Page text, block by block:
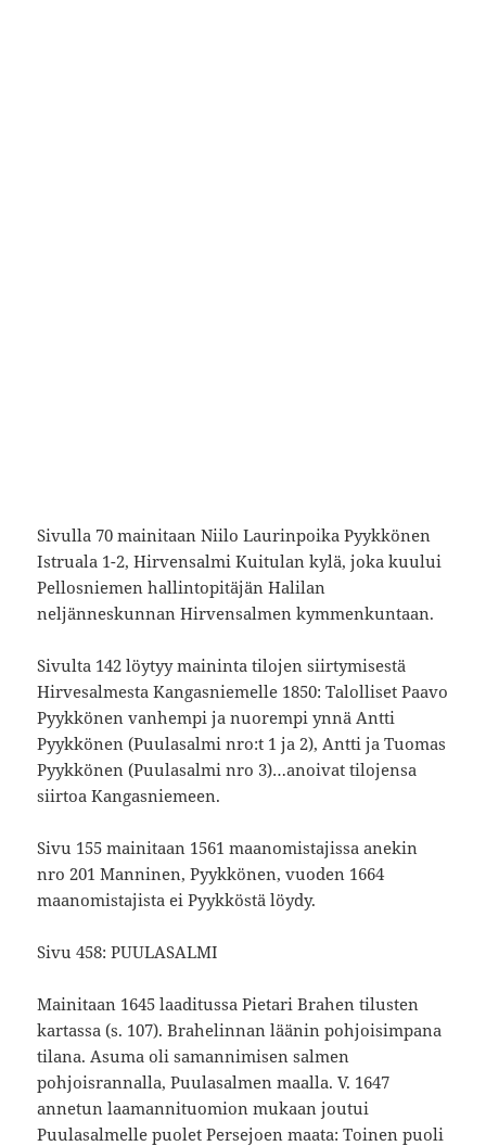
Sivulla 70 mainitaan Niilo Laurinpoika Pyykkönen
Istruala 1-2, Hirvensalmi Kuitulan kylä, joka kuului
Pellosniemen hallintopitäjän Halilan
neljänneskunnan Hirvensalmen kymmenkuntaan.
Sivulta 142 löytyy maininta tilojen siirtymisestä
Hirvesalmesta Kangasniemelle 1850: Talolliset Paavo
Pyykkönen vanhempi ja nuorempi ynnä Antti
Pyykkönen (Puulasalmi nro:t 1 ja 2), Antti ja Tuomas
Pyykkönen (Puulasalmi nro 3)…anoivat tilojensa
siirtoa Kangasniemeen.
Sivu 155 mainitaan 1561 maanomistajissa anekin
nro 201 Manninen, Pyykkönen, vuoden 1664
maanomistajista ei Pyykköstä löydy.
Sivu 458: PUULASALMI
Mainitaan 1645 laaditussa Pietari Brahen tilusten
kartassa (s. 107). Brahelinnan läänin pohjoisimpana
tilana. Asuma oli samannimisen salmen
pohjoisrannalla, Puulasalmen maalla. V. 1647
annetun laamannituomion mukaan joutui
Puulasalmelle puolet Persejoen maata: Toinen puoli